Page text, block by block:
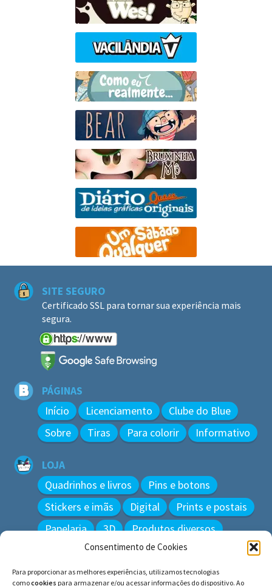
Consentimento de Cookies
Para proporcionar as melhores experiências, utilizamos tecnologias
comocookies para armazenar e/ou acessar informações do dispositivo. Ao
SITE SEGURO
Certificado SSL para tornar sua experiência mais
segura.
PÁGINAS
Início Licenciamento
Clube do Blue
Sobre
Tiras Para colorir Informativo
LOJA
Quadrinhos e livros
Pins e botons
Stickers e imãs
Digital
Prints e postais
Papelaria
3D Produtos diversos
Pesquisar